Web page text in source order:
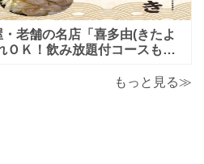
老舗の名店「喜多由(きたよ
Ｋ！飲み放題付コースも！
もっと見る≫